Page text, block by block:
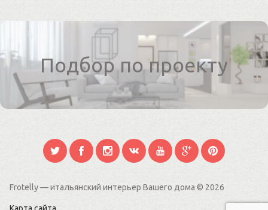
Подбор по проекту
Frotelly — итальянский интерьер Вашего дома © 2026